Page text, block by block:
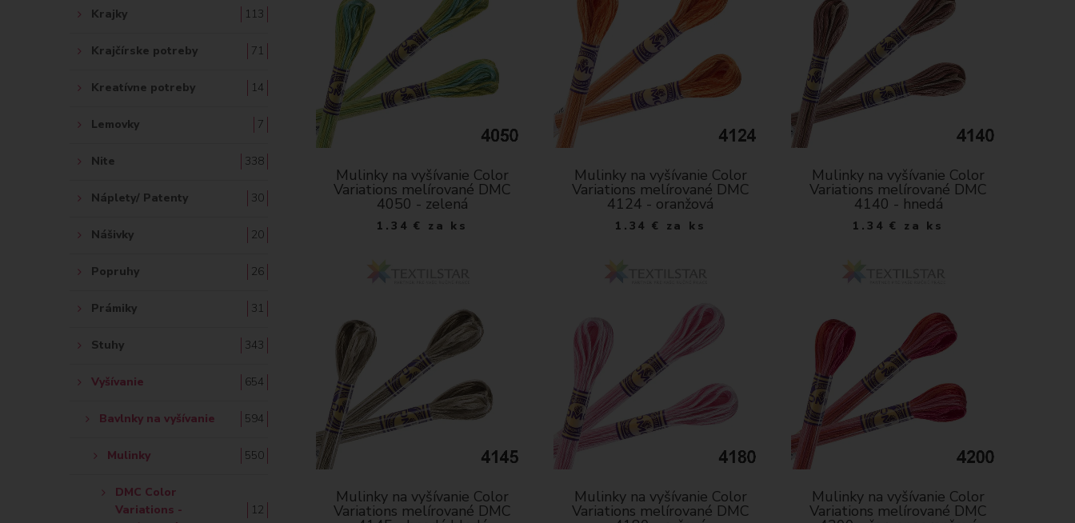
Mulinky na vyšívanie Color
Variations melírované DMC
4050 - zelená
1.34 € za ks
Mulinky na vyšívanie Color
Variations melírované DMC
4124 - oranžová
1.34 € za ks
Mulinky na vyšívanie Color
Variations melírované DMC
4140 - hnedá
1.34 € za ks
Mulinky na vyšívanie Color
Variations melírované DMC
Mulinky na vyšívanie Color
Variations melírované DMC
Mulinky na vyšívanie Color
Variations melírované DMC
Krajky 113
Krajčírske potreby 71
Kreatívne potreby 14
Lemovky 7
Nite 338
Náplety/ Patenty 30
Nášivky 20
Popruhy 26
Prámiky 31
Stuhy 343
Vyšívanie 654
Bavlnky na vyšívanie 594
Mulinky 550
DMC Color
Variations -
12